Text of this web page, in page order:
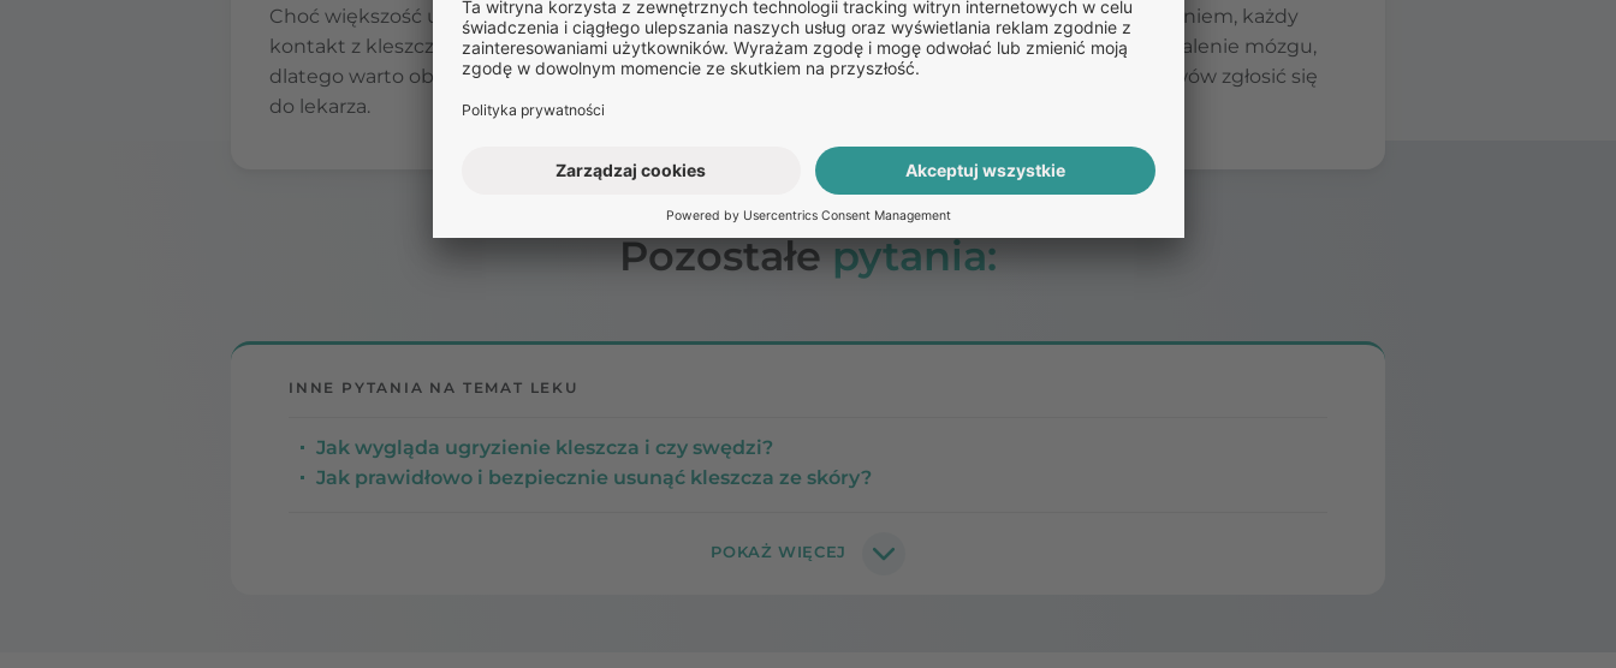
Choć większość ugryzień kończy się jedynie miejscowym zaczerwienieniem lub lekkim swędzeniem, każdy
kontakt z kleszczem niesie ryzyko przeniesienia chorób, takich jak borelioza czy kleszczowe zapalenie mózgu,
dlatego warto obserwować miejsce ugryzienia przez kilka tygodni i w razie niepokojących objawów zgłosić się
do lekarza.
Pozostałepytania:
INNE PYTANIA NA TEMAT LEKU
Jak wygląda ugryzienie kleszcza i czy swędzi?
Jak prawidłowo i bezpiecznie usunąć kleszcza ze skóry?